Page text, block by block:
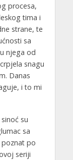
procesa,
tima i
strane, te
sa
njega od
snagu
Danas
i to mi
su
sa
po
seriji